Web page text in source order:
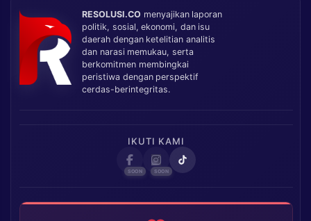
RESOLUSI.CO menyajikan laporan
politik, sosial, ekonomi, dan isu
daerah dengan ketelitian analitis
dan narasi memukau, serta
berkomitmen membingkai
peristiwa dengan perspektif
cerdas-berintegritas.
IKUTI KAMI